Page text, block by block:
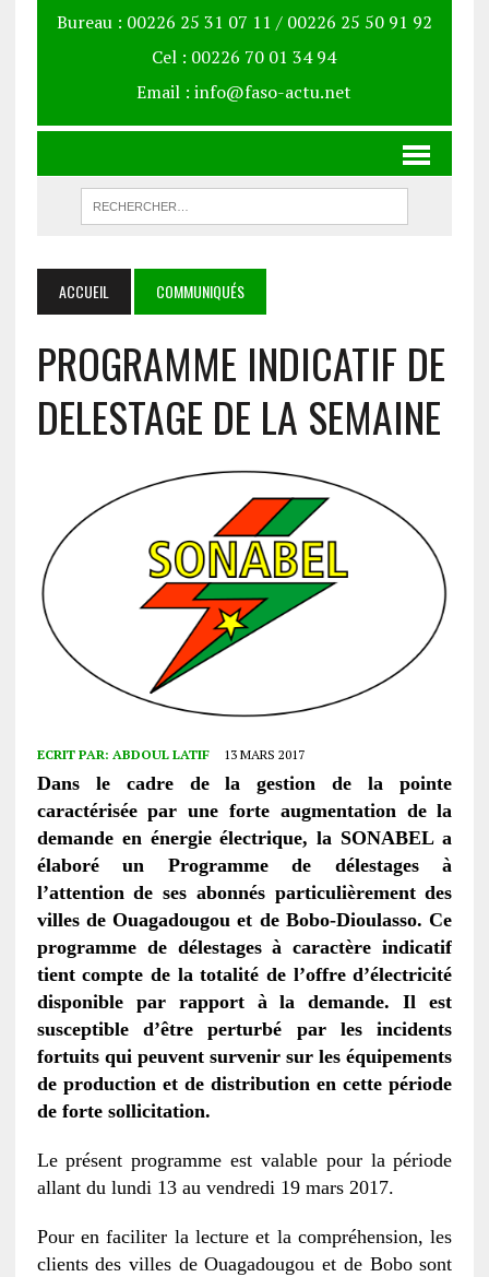
Bureau : 00226 25 31 07 11 / 00226 25 50 91 92
Cel : 00226 70 01 34 94
Email : info@faso-actu.net
ACCUEIL COMMUNIQUÉS
PROGRAMME INDICATIF DE
DELESTAGE DE LA SEMAINE
ECRIT PAR: ABDOUL LATIF 13 MARS 2017
Dans le cadre de la gestion de la pointe
caractérisée par une forte augmentation de la
demande en énergie électrique, la SONABEL a
élaboré un Programme de délestages à
l’attention de ses abonnés particulièrement des
villes de Ouagadougou et de Bobo-Dioulasso. Ce
programme de délestages à caractère indicatif
tient compte de la totalité de l’offre d’électricité
disponible par rapport à la demande. Il est
susceptible d’être perturbé par les incidents
fortuits qui peuvent survenir sur les équipements
de production et de distribution en cette période
de forte sollicitation.
Le présent programme est valable pour la période
allant du lundi 13 au vendredi 19 mars 2017.
Pour en faciliter la lecture et la compréhension, les
clients des villes de Ouagadougou et de Bobo sont